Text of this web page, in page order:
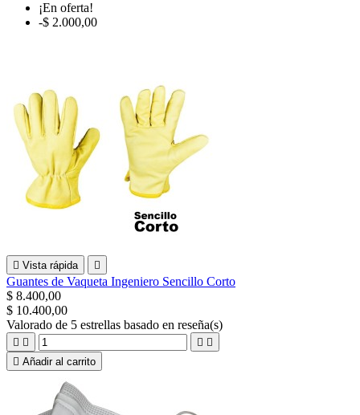
¡En oferta!
-$ 2.000,00
 Vista rápida 
Guantes de Vaqueta Ingeniero Sencillo Corto
$ 8.400,00
$ 10.400,00
Valorado de 5 estrellas basado en reseña(s)
   
 Añadir al carrito